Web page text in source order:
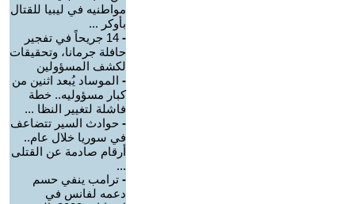
مواطنيه في ليبيا للقتال
بأوكر ...
-
14 جريحاً في تفجير
حافلة جرمانا، وتحقيقات
لكشف المسؤولين
- الموساد يُبعد اثنين من
كبار مسؤوليه.. خطة
فاشلة لتغيير النظا ...
- حوادث السير تتضاعف
في سوريا خلال عام..
أرقام صادمة عن القتلى
...
- ترامب ينفي حسم
دعمه لفانس في